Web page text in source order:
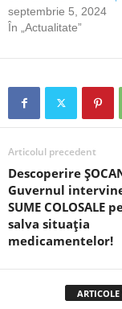
septembrie 5, 2024
În „Actualitate”
Articolul precedent
Descoperire
Guvernul
SUME COLOSALE
salva situația
medicamentelor!